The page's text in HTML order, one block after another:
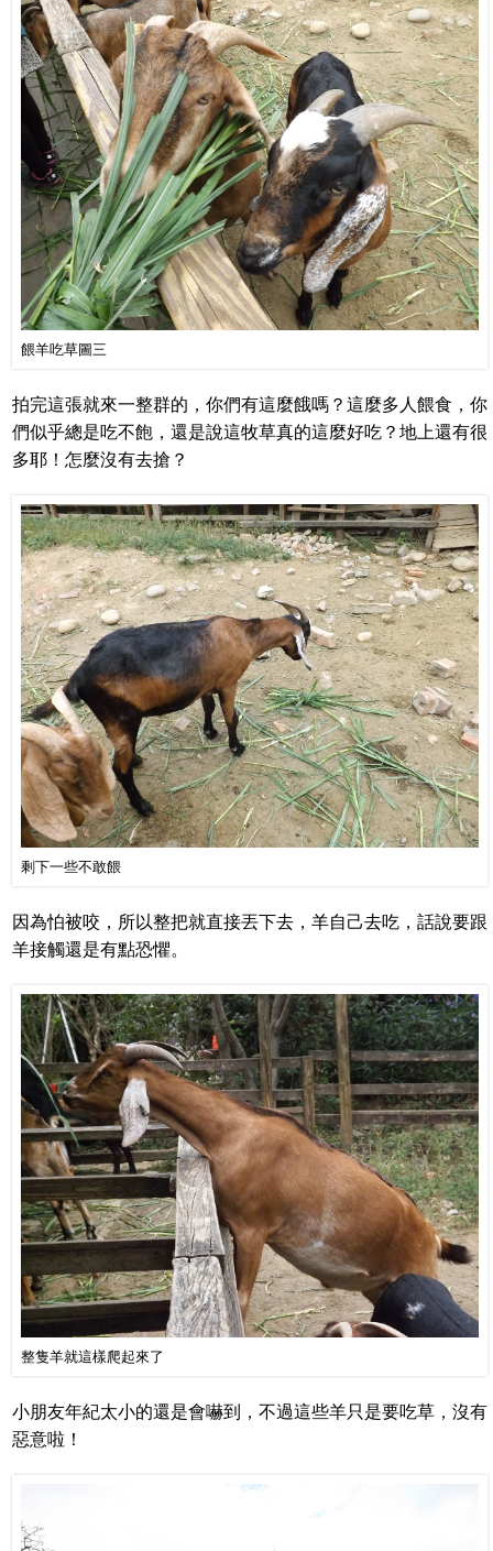
餵羊吃草圖三
拍完這張就來一整群的，你們有這麼餓嗎？這麼多人餵食，你
們似乎總是吃不飽，還是說這牧草真的這麼好吃？地上還有很
多耶！怎麼沒有去搶？
剩下一些不敢餵
因為怕被咬，所以整把就直接丟下去，羊自己去吃，話說要跟
羊接觸還是有點恐懼。
整隻羊就這樣爬起來了
小朋友年紀太小的還是會嚇到，不過這些羊只是要吃草，沒有
惡意啦！